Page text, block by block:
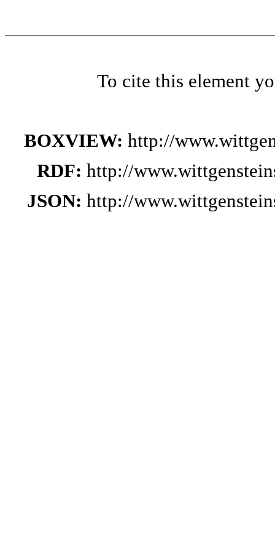
To cite this element
BOXVIEW: http://
RDF: http://
JSON: http://